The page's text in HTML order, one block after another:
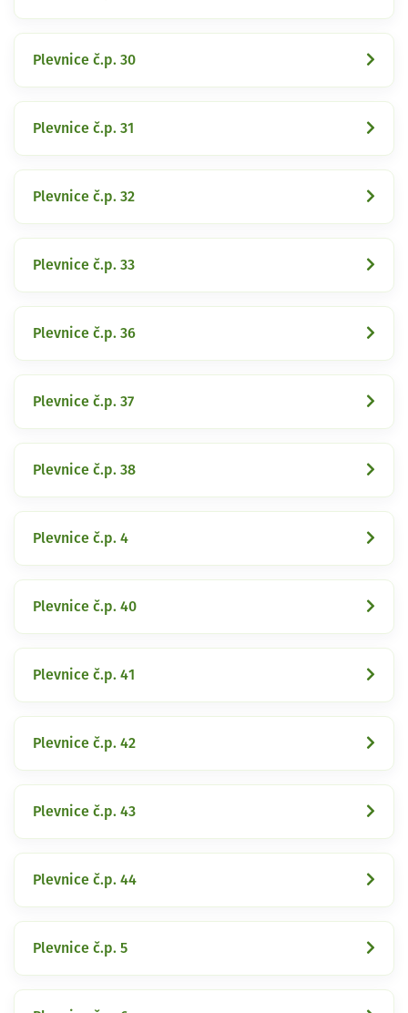
Plevnice č.p. 30
Plevnice č.p. 31
Plevnice č.p. 32
Plevnice č.p. 33
Plevnice č.p. 36
Plevnice č.p. 37
Plevnice č.p. 38
Plevnice č.p. 4
Plevnice č.p. 40
Plevnice č.p. 41
Plevnice č.p. 42
Plevnice č.p. 43
Plevnice č.p. 44
Plevnice č.p. 5